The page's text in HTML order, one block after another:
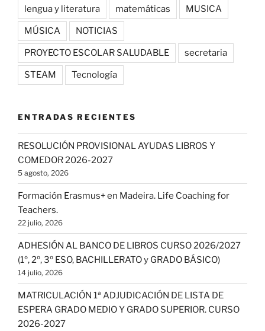
lengua y literatura matemáticas MUSICA
MÚSICA NOTICIAS
PROYECTO ESCOLAR SALUDABLE secretaria
STEAM Tecnología
ENTRADAS RECIENTES
RESOLUCIÓN PROVISIONAL AYUDAS LIBROS Y
COMEDOR 2026-2027
5 agosto, 2026
Formación Erasmus+ en Madeira. Life Coaching for
Teachers.
22 julio, 2026
ADHESIÓN AL BANCO DE LIBROS CURSO 2026/2027
(1º, 2º, 3º ESO, BACHILLERATO y GRADO BÁSICO)
14 julio, 2026
MATRICULACIÓN 1ª ADJUDICACIÓN DE LISTA DE
ESPERA GRADO MEDIO Y GRADO SUPERIOR. CURSO
2026-2027